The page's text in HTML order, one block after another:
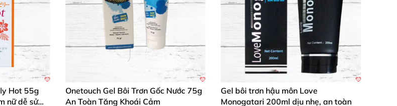
Hot 55g
nữ dễ sử
Onetouch Gel Bôi Trơn Gốc Nước 75g
An Toàn Tăng Khoái Cảm
Gel bôi trơn hậu môn Love
Monogatari 200ml dịu nhẹ, an toàn